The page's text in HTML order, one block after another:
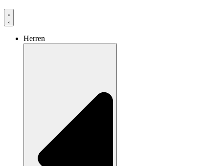
Herren